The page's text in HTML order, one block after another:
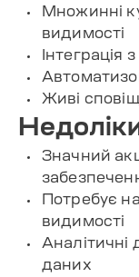
Множинні
видимості
Живі
Значний
Потребує
видимості
Аналітичні
даних